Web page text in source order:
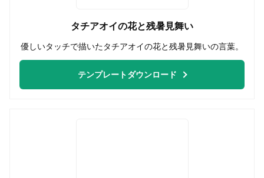
タチアオイの花と残暑見舞い
優しいタッチで描いたタチアオイの花と残暑見舞いの言葉。
テンプレートダウンロード